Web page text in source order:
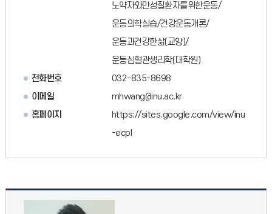
노약자와만성질환자를위한운동/
운동의학실습/건강운동개론/
운동과건강한삶(교양)/
운동심혈관생리학(대학원)
전화번호
032-835-8698
이메일
mhwang@inu.ac.kr
홈페이지
https://sites.google.com/view/inu
-ecpl